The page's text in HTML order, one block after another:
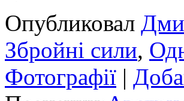
Опубликовал
Збройні сили,
Фотографії |